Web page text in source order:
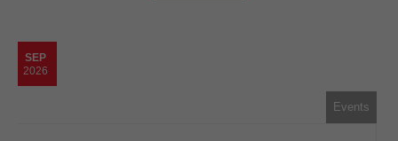
SEP
2026
Events